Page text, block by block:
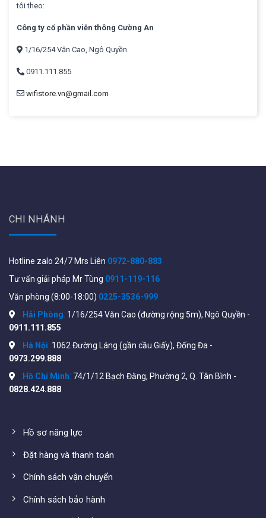
tôi theo:
Công ty cổ phần viễn thông Cường An
1/16/254 Văn Cao, Ngô Quyền
0911.111.855
wifistore.vn@gmail.com
CHI NHÁNH
Hotline zalo 24/7 Mrs Liên 0972-880-883
Tư vấn giải pháp Mr Tùng 0911-119-116
Văn phòng (8:00-18:00) 0225-3536-999
Hải Phòng: 1/16/254 Văn Cao (đường rộng 5m), Ngô Quyền -
0911.111.855
Hà Nội: 1062 Đường Láng (gần cầu Giấy), Đống Đa -
0973.299.888
Hồ Chí Minh: 74/1/12 Bạch Đằng, Phường 2, Q. Tân Bình -
0828.424.888
Hồ sơ năng lực
Đặt hàng và thanh toán
Chính sách vận chuyển
Chính sách bảo hành